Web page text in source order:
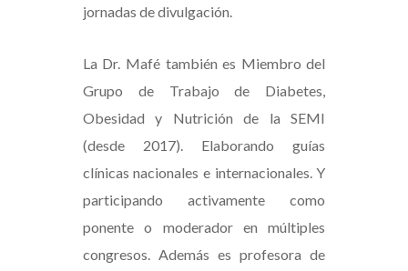
jornadas de divulgación.
La Dr. Mafé también es Miembro del
Grupo de Trabajo de Diabetes,
Obesidad y Nutrición de la SEMI
(desde 2017). Elaborando guías
clínicas nacionales e internacionales. Y
participando activamente como
ponente o moderador en múltiples
congresos. Además es profesora de